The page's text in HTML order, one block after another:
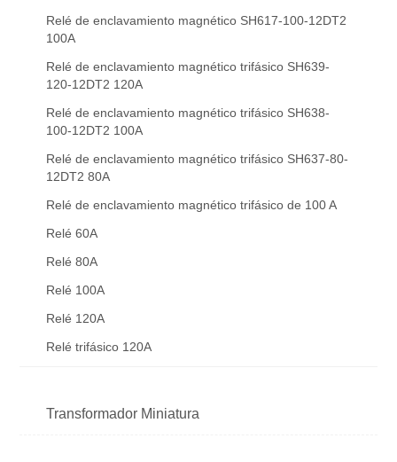
Relé de enclavamiento magnético SH617-100-12DT2
100A
Relé de enclavamiento magnético trifásico SH639-
120-12DT2 120A
Relé de enclavamiento magnético trifásico SH638-
100-12DT2 100A
Relé de enclavamiento magnético trifásico SH637-80-
12DT2 80A
Relé de enclavamiento magnético trifásico de 100 A
Relé 60A
Relé 80A
Relé 100A
Relé 120A
Relé trifásico 120A
Transformador Miniatura